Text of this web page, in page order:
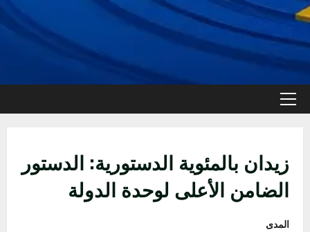
القائمة
زيدان بالمئوية الدستورية: الدستور
الضامن الأعلى لوحدة الدولة
المدى